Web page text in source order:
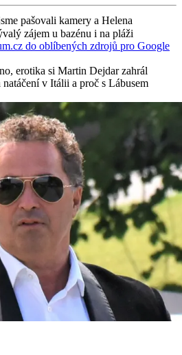
pašovali kamery a Helena
zájem u bazénu i na pláži
do oblíbených zdrojů pro Google
erotika si Martin Dejdar zahrál
v Itálii a proč s Lábusem